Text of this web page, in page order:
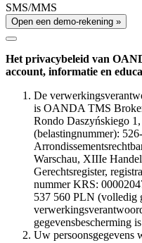
SMS/MMS
Open een demo-rekening »
Het privacybeleid van
account, informatie en
De
is OANDA TMS
Rondo Daszyńskiego
(belastingnummer):
Warschau, XIIIe
Gerechtsregister,
nummer KRS:
537 560 PLN (volledig
gegevensbescherming
Uw persoonsgegevens